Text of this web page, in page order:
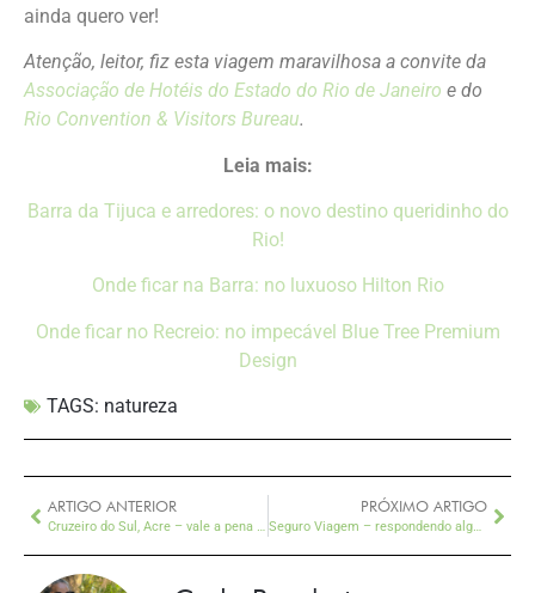
ainda quero ver!
Atenção, leitor, fiz esta viagem maravilhosa a convite da
Associação de Hotéis do Estado do Rio de Janeiro e do
Rio Convention & Visitors Bureau.
Leia mais:
Barra da Tijuca e arredores: o novo destino queridinho do
Rio!
Onde ficar na Barra: no luxuoso Hilton Rio
Onde ficar no Recreio: no impecável Blue Tree Premium
Design
TAGS: natureza
ARTIGO ANTERIOR
Cruzeiro do Sul, Acre – vale a pena uma paradinha antes de seguir pra Serra do Divisor
PRÓXIMO ARTIGO
Seguro Viagem – respondendo algumas dúvidas comuns entre viajantes